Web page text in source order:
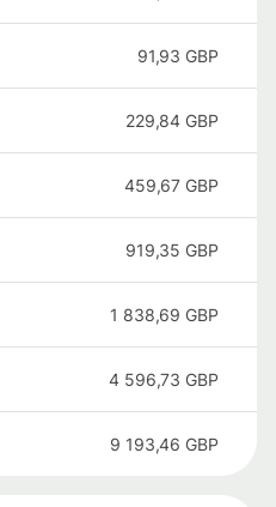
91,93 GBP
229,84 GBP
459,67 GBP
919,35 GBP
1 838,69 GBP
4 596,73 GBP
9 193,46 GBP